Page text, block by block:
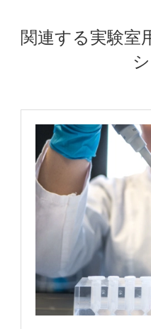
関連する実験室